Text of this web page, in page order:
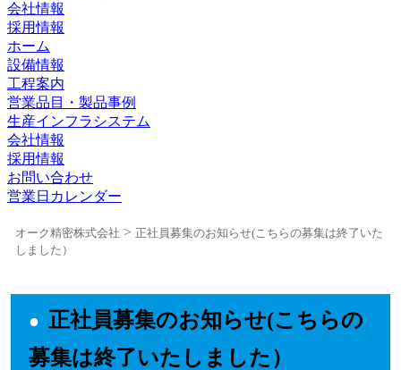
会社情報
採用情報
ホーム
設備情報
工程案内
営業品目・製品事例
生産インフラシステム
会社情報
採用情報
お問い合わせ
営業日カレンダー
オーク精密株式会社 >正社員募集のお知らせ(こちらの募集は終了いた
しました）
正社員募集のお知らせ(こちらの
募集は終了いたしました）